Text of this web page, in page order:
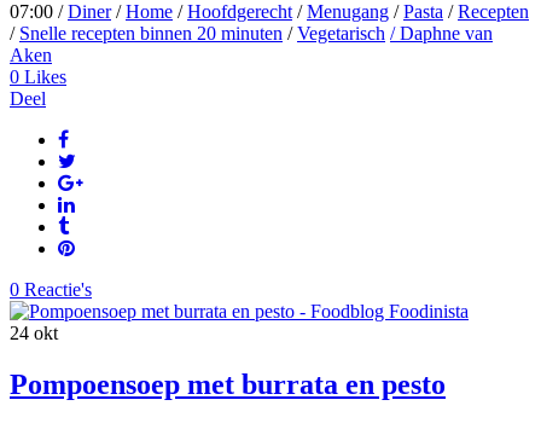
07:00 /Diner/Home /Hoofdgerecht /Menugang /Pasta /Recepten
/ Snelle recepten binnen 20 minuten /Vegetarisch / Daphne van
Aken
0 Likes
Deel
0 Reactie's
24 okt
Pompoensoep met burrata en pesto